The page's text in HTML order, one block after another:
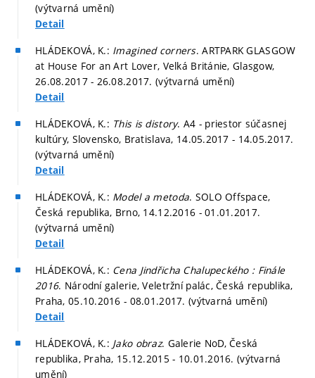
(výtvarná umění)
Detail
HLÁDEKOVÁ, K.: Imagined corners. ARTPARK GLASGOW
at House For an Art Lover, Velká Británie, Glasgow,
26.08.2017 - 26.08.2017. (výtvarná umění)
Detail
HLÁDEKOVÁ, K.: This is distory. A4 - priestor súčasnej
kultúry, Slovensko, Bratislava, 14.05.2017 - 14.05.2017.
(výtvarná umění)
Detail
HLÁDEKOVÁ, K.: Model a metoda. SOLO Offspace,
Česká republika, Brno, 14.12.2016 - 01.01.2017.
(výtvarná umění)
Detail
HLÁDEKOVÁ, K.: Cena Jindřicha Chalupeckého : Finále
2016. Národní galerie, Veletržní palác, Česká republika,
Praha, 05.10.2016 - 08.01.2017. (výtvarná umění)
Detail
HLÁDEKOVÁ, K.: Jako obraz. Galerie NoD, Česká
republika, Praha, 15.12.2015 - 10.01.2016. (výtvarná
umění)